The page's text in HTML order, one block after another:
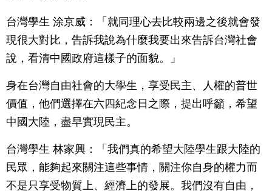
台灣學生 涂京威：「就同理心去比較兩邊之後就會發
現很大對比，告訴我說為什麼我要出來告訴台灣社會
說，看清中國政府這樣子的面貌。」
身在台灣自由社會的大學生，享受民主、人權的普世
價值，他們選擇在六四紀念日之際，提出呼籲，希望
中國大陸，盡早實現民主。
台灣學生 林家興：「我們真的希望大陸學生跟大陸的
民眾，能夠起來關注這些事情，關注你自身的權力而
不是只享受物質上、經濟上的發展。我們沒有自由，